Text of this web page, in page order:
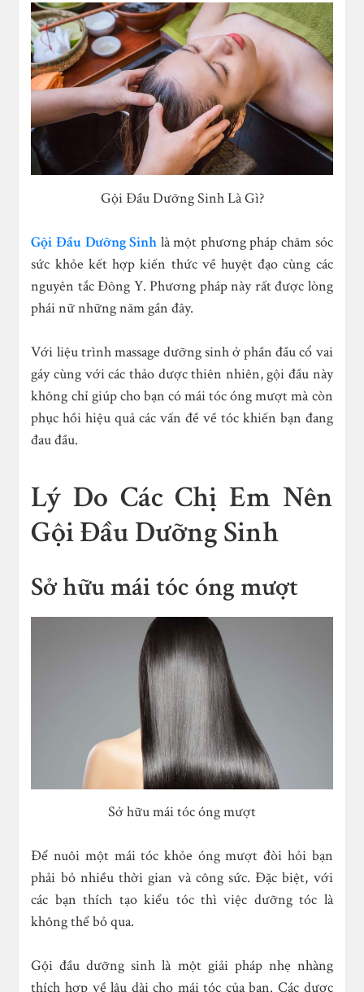
Gội Đầu Dưỡng Sinh Là Gì?
Gội Đầu Dưỡng Sinh là một phương pháp chăm sóc
sức khỏe kết hợp kiến thức về huyệt đạo cùng các
nguyên tắc Đông Y. Phương pháp này rất được lòng
phái nữ những năm gần đây.
Với liệu trình massage dưỡng sinh ở phần đầu cổ vai
gáy cùng với các thảo dược thiên nhiên, gội đầu này
không chỉ giúp cho bạn có mái tóc óng mượt mà còn
phục hồi hiệu quả các vấn đề về tóc khiến bạn đang
đau đầu.
Lý Do Các Chị Em Nên
Gội Đầu Dưỡng Sinh
Sở hữu mái tóc óng mượt
Sở hữu mái tóc óng mượt
Để nuôi một mái tóc khỏe óng mượt đòi hỏi bạn
phải bỏ nhiều thời gian và công sức. Đặc biệt, với
các bạn thích tạo kiểu tóc thì việc dưỡng tóc là
không thể bỏ qua.
Gội đầu dưỡng sinh là một giải pháp nhẹ nhàng
thích hợp về lâu dài cho mái tóc của bạn. Các dược